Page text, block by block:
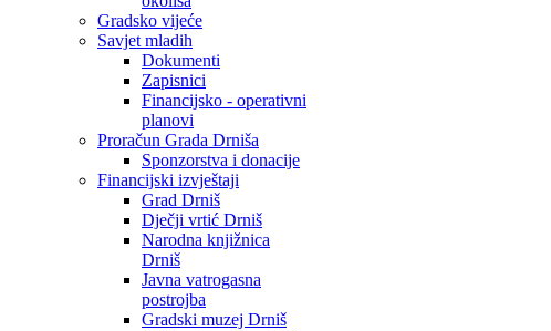
Gradsko vijeće
Savjet mladih
Dokumenti
Zapisnici
Financijsko - operativni
planovi
Proračun Grada Drniša
Sponzorstva i donacije
Financijski izvještaji
Grad Drniš
Dječji vrtić Drniš
Narodna knjižnica
Drniš
Javna vatrogasna
postrojba
Gradski muzej Drniš